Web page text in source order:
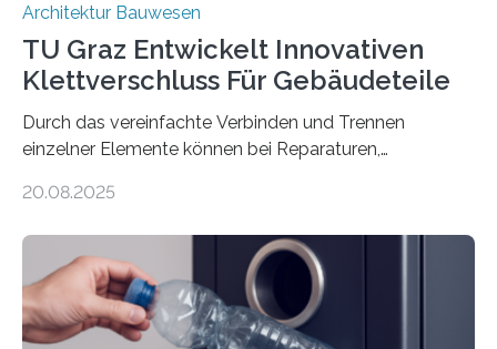
Architektur Bauwesen
TU Graz Entwickelt Innovativen
Klettverschluss Für Gebäudeteile
Durch das vereinfachte Verbinden und Trennen
einzelner Elemente können bei Reparaturen,
Material und Bauschutt eingespart werden. Ein
Projekt ReCon gemeinsam mit Unternehmenspartnern
ein Klett-Verbindungssystem für Gebäude entwickelt:
Damit lassen sich unterschiedliche Gebäudeteile
resilient verbinden und bei Bedarf einfach voneinander
20.08.2025